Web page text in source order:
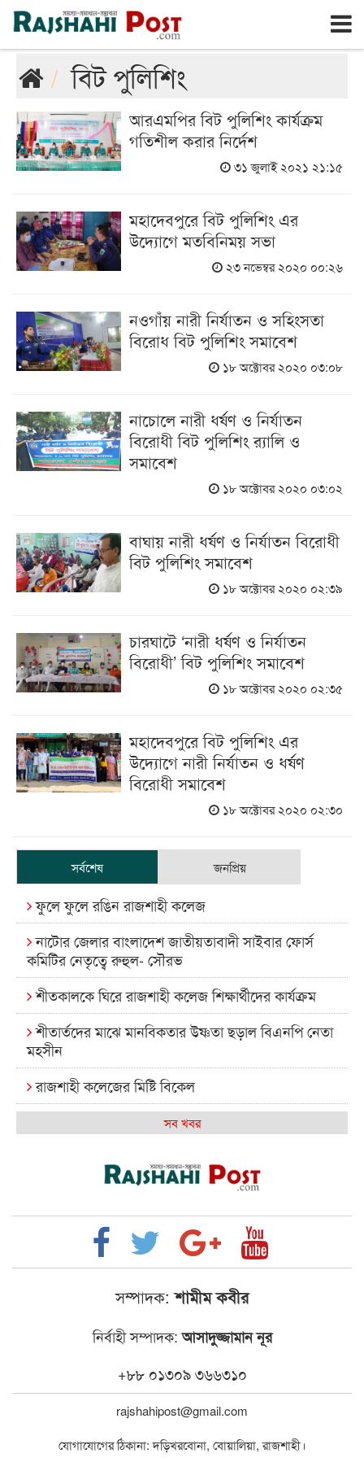
রাজশাহী শুক্রবার, ৭ই আগস্ট ২০২৬, ২৪শে শ্রাবণ ১৪৩৩
বিট পুলিশিং
আরএমপির বিট পুলিশিং কার্যক্রম
গতিশীল করার নির্দেশ
৩১ জুলাই ২০২১ ২১:১৫
মহাদেবপুরে বিট পুলিশিং এর
উদ্যোগে মতবিনিময় সভা
২৩ নভেম্বর ২০২০ ০০:২৬
নওগাঁয় নারী নির্যাতন ও সহিংসতা
বিরোধ বিট পুলিশিং সমাবেশ
১৮ অক্টোবর ২০২০ ০৩:০৮
নাচোলে নারী ধর্ষণ ও নির্যাতন
বিরোধী বিট পুলিশিং র‍্যালি ও
সমাবেশ
১৮ অক্টোবর ২০২০ ০৩:০২
বাঘায় নারী ধর্ষণ ও নির্যাতন বিরোধী
বিট পুলিশিং সমাবেশ
১৮ অক্টোবর ২০২০ ০২:৩৯
চারঘাটে ‘নারী ধর্ষণ ও নির্যাতন
বিরোধী’ বিট পুলিশিং সমাবেশ
১৮ অক্টোবর ২০২০ ০২:৩৫
মহাদেবপুরে বিট পুলিশিং এর
উদ্যোগে নারী নির্যাতন ও ধর্ষণ
বিরোধী সমাবেশ
১৮ অক্টোবর ২০২০ ০২:৩০
সর্বশেষ জনপ্রিয়
ফুলে ফুলে রঙিন রাজশাহী কলেজ
নাটোর জেলার বাংলাদেশ জাতীয়তাবাদী সাইবার ফোর্স
কমিটির নেতৃত্বে রুহুল- সৌরভ
শীতকালকে ঘিরে রাজশাহী কলেজ শিক্ষার্থীদের কার্যক্রম
শীতার্তদের মাঝে মানবিকতার উষ্ণতা ছড়াল বিএনপি নেতা
মহসীন
রাজশাহী কলেজের মিষ্টি বিকেল
কেমন আছে আমাদের দেশের মধ্যবিত্তরা
রাজশাইন একাডেমির ফল প্রকাশ ও পুরস্কার বিতরণ
রাজশাহী কলেজের শিক্ষার্থী শাখাওয়াত পেলেন স্টার
এক্সিলেন্স অ্যাওয়ার্ড
বিশ্ব নদী বিবস উপলক্ষে নদী সুরক্ষায় নাওযাত্রা
ইসলামের ইতিহাস ও সংস্কৃতি বিভাগের লাইট হাউজ ক্লাবের
নেতৃত্ব ইসতিয়াক-মাহফুজ
সব খবর
সম্পাদক: শামীম কবীর
নির্বাহী সম্পাদক:আসাদুজ্জামান নূর
+৮৮ ০১৩০৯ ৩৬৬৩১০
rajshahipost@gmail.com
যোগাযোগের ঠিকানা: দড়িখরবোনা, বোয়ালিয়া, রাজশাহী।